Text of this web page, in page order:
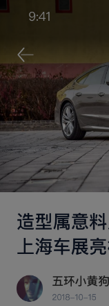
高尔夫GTI换
苗苗国王
2026-07-08 发布
2026款 75kWh 后驱
购车地点 ： 江苏 | 极氪家
有座椅通风 储物
21.33万
裸车价
夏季满电续航